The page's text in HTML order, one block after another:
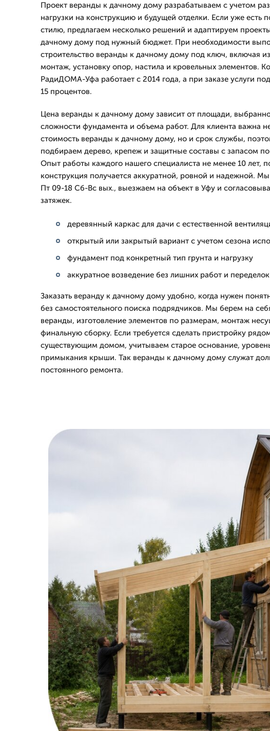
Проект веранды к дачному дому разрабатываем с учетом
нагрузки на конструкцию и будущей отделки. Если уже есть
стилю, предлагаем несколько решений и адаптируем
дачному дому под нужный бюджет. При необходимости
строительство веранды к дачному дому под ключ, включая
монтаж, установку опор, настила и кровельных элементов.
РадиДОМА-Уфа работает с 2014 года, а при заказе услуги
15 процентов.
Цена веранды к дачному дому зависит от площади,
сложности фундамента и объема работ. Для клиента важна
стоимость веранды к дачному дому, но и срок службы,
подбираем дерево, крепеж и защитные составы с запасом
Опыт работы каждого нашего специалиста не менее 10 лет,
конструкция получается аккуратной, ровной и надежной.
Пт 09-18 Сб-Вс вых., выезжаем на объект в Уфу и
затяжек.
деревянный каркас для дачи с естественной
открытый или закрытый вариант с учетом сезона
фундамент под конкретный тип грунта и нагрузку
аккуратное возведение без лишних работ и переделок
Заказать веранду к дачному дому удобно, когда нужен
без самостоятельного поиска подрядчиков. Мы берем на
веранды, изготовление элементов по размерам, монтаж
финальную сборку. Если требуется сделать пристройку
существующим домом, учитываем старое основание,
примыкания крыши. Так веранды к дачному дому служат
постоянного ремонта.